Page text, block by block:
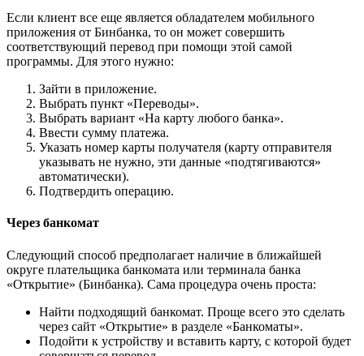
Если клиент все еще является обладателем мобильного
приложения от Бинбанка, то он может совершить
соответствующий перевод при помощи этой самой
программы. Для этого нужно:
Зайти в приложение.
Выбрать пункт «Переводы».
Выбрать вариант «На карту любого банка».
Ввести сумму платежа.
Указать номер карты получателя (карту отправителя
указывать не нужно, эти данные «подтягиваются»
автоматически).
Подтвердить операцию.
Через банкомат
Следующий способ предполагает наличие в ближайшей
округе плательщика банкомата или терминала банка
«Открытие» (Бинбанка). Сама процедура очень проста:
Найти подходящий банкомат. Проще всего это сделать
через сайт «Открытие» в разделе «Банкоматы».
Подойти к устройству и вставить карту, с которой будет